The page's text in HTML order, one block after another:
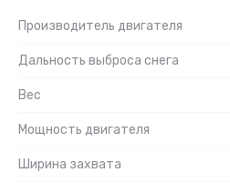
Производитель двигателя
Дальность выброса снега
Вес
Мощность двигателя
Ширина захвата